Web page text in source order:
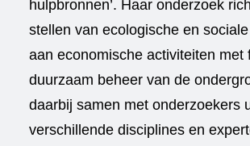
hulpbronnen’. Haar onderzoek
stellen van ecologische en
aan economische activiteiten met
duurzaam beheer van de
daarbij samen met onderzoekers
verschillende disciplines en